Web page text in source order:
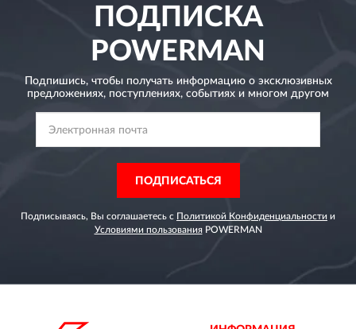
ПОДПИСКА
POWERMAN
Подпишись, чтобы получать информацию о эксклюзивных
предложениях, поступлениях, событиях и многом другом
ПОДПИСАТЬСЯ
Подписываясь, Вы соглашаетесь с Политикой Конфиденциальности и
Условиями пользованияPOWERMAN